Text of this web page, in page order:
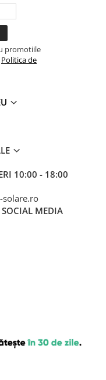
promotiile
Politica de
10:00 - 18:00
solare.ro
MEDIA